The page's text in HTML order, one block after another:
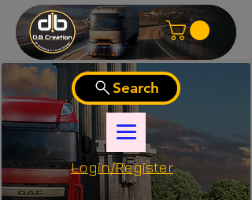
Login/Register
Search